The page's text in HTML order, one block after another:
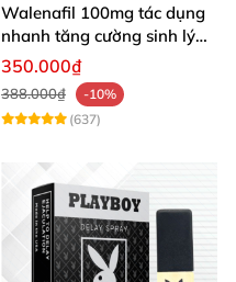
Walenafil 100mg tác dụng
nhanh tăng cường sinh lý
chống xuất tinh sớm
350.000₫
388.000₫
-10%
(637)